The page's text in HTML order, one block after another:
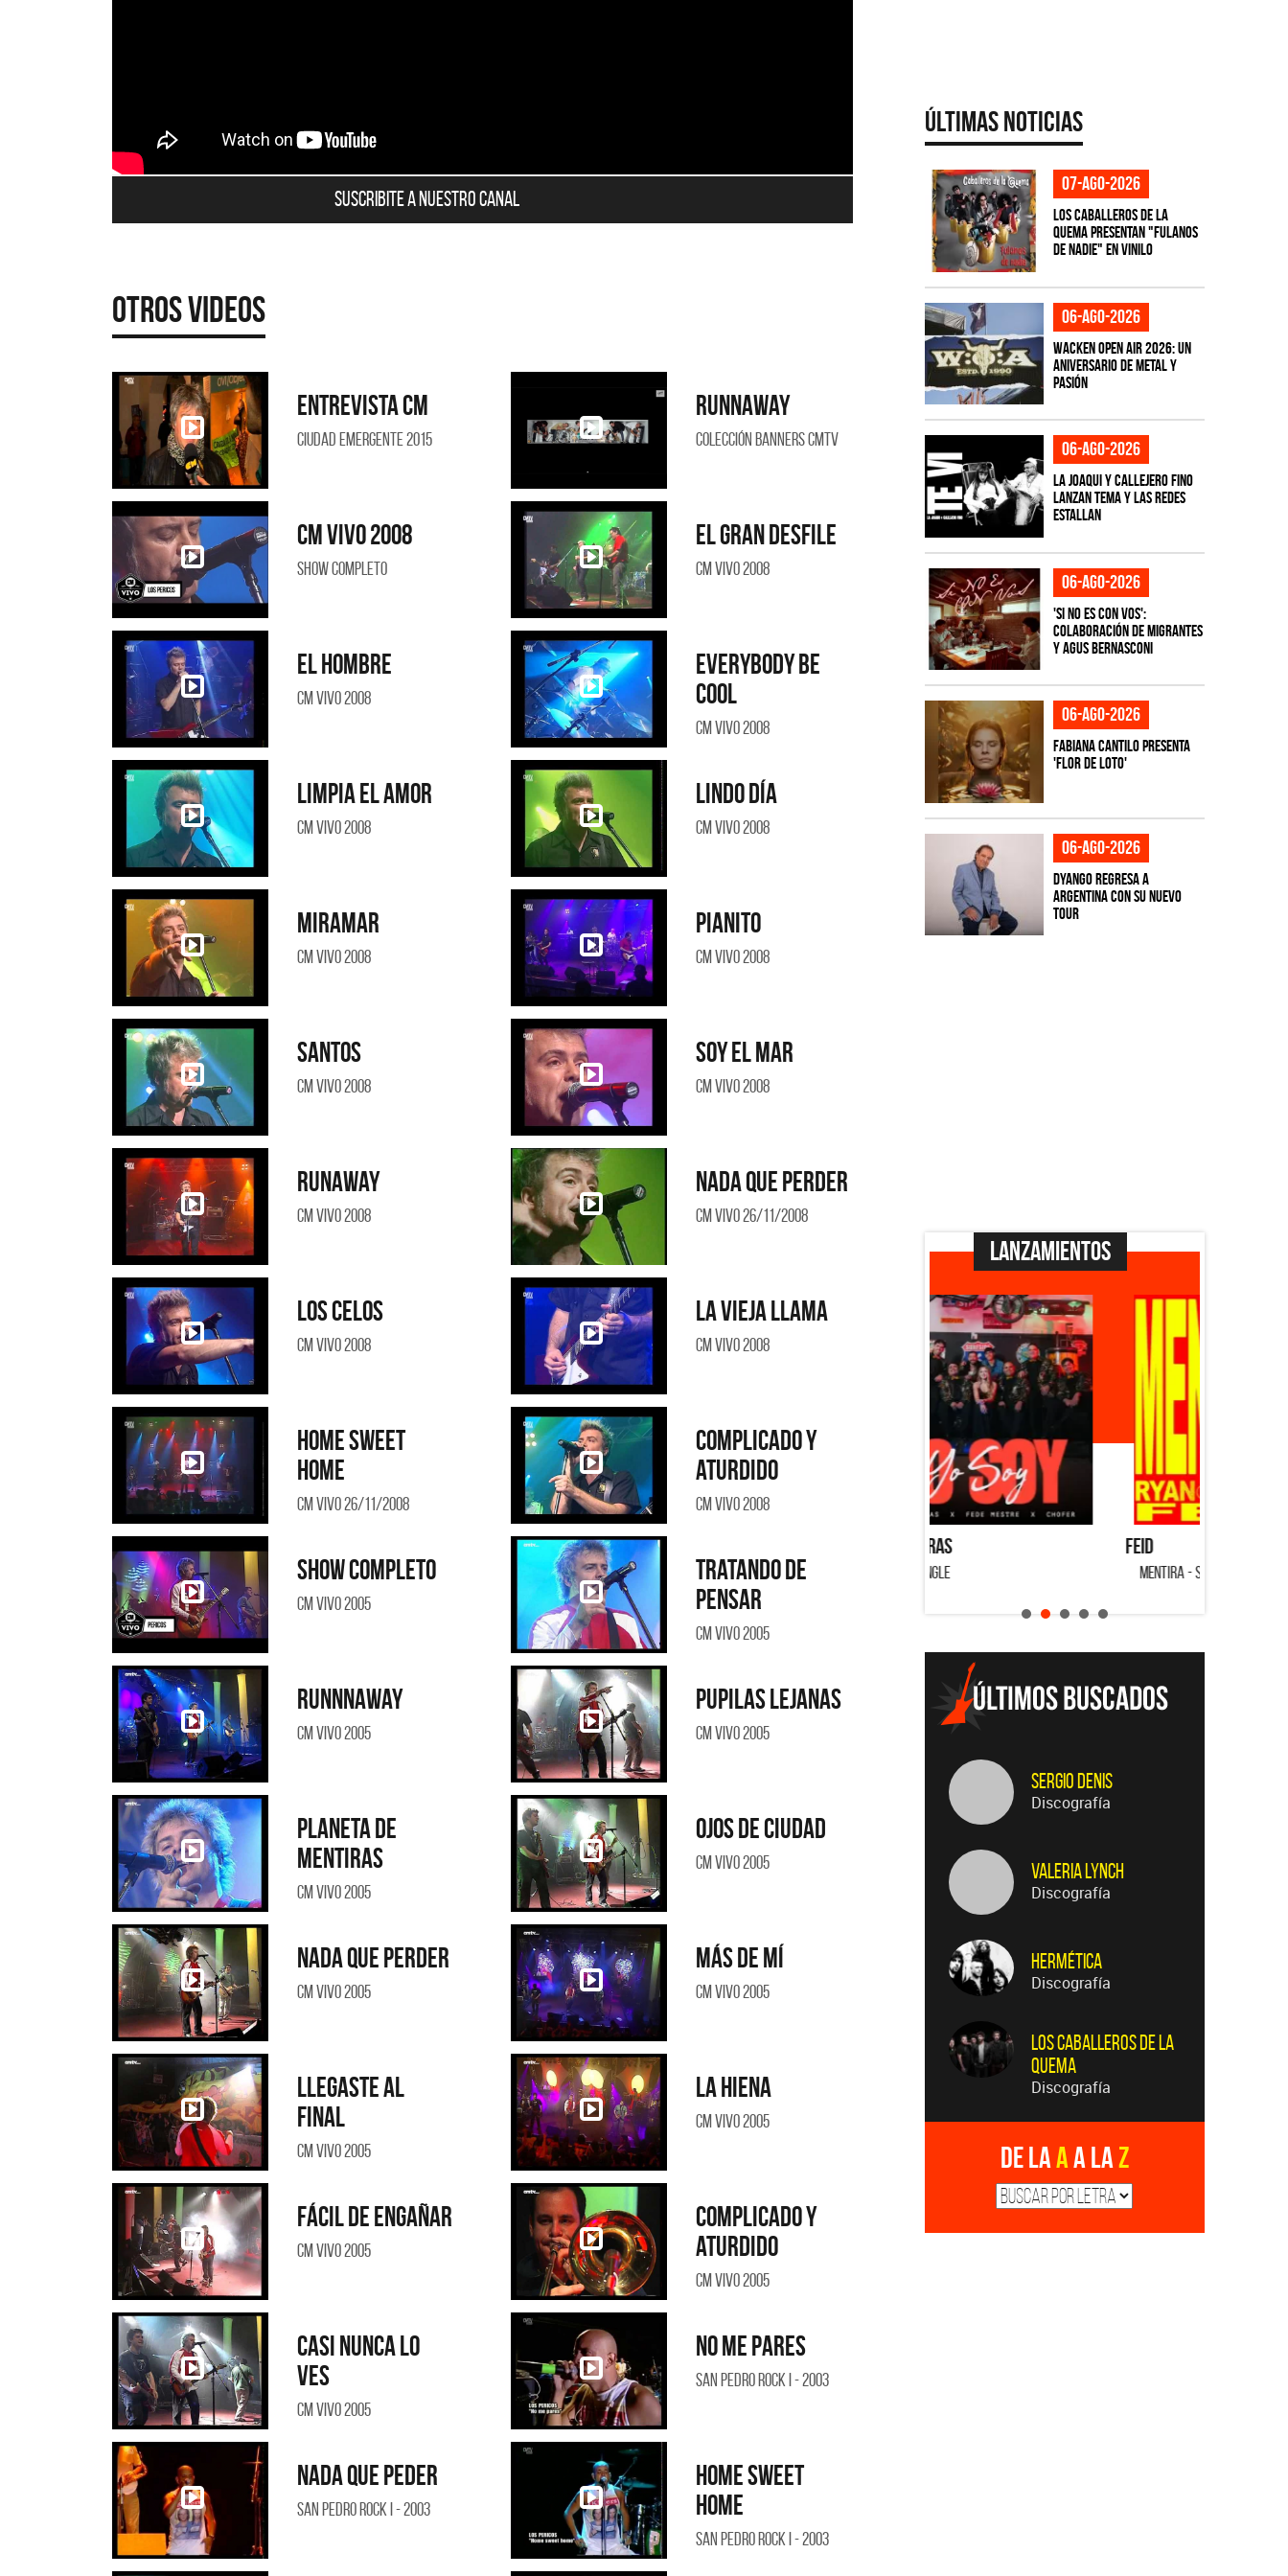
Suscribite a nuestro canal
Otros Videos
Entrevista CM
Ciudad Emergente 2015
Runnaway
Colección Banners CMTV
CM Vivo 2008
Show Completo
El gran desfile
CM Vivo 2008
El hombre
CM Vivo 2008
Everybody be
cool
CM Vivo 2008
Limpia el amor
CM Vivo 2008
Lindo día
CM Vivo 2008
Miramar
CM Vivo 2008
Pianito
CM Vivo 2008
Santos
CM Vivo 2008
Soy el mar
CM Vivo 2008
Runaway
CM Vivo 2008
Nada que perder
CM Vivo 26/11/2008
Los celos
CM Vivo 2008
La vieja llama
CM Vivo 2008
Home sweet
home
CM Vivo 26/11/2008
Complicado y
aturdido
CM Vivo 2008
Show completo
CM Vivo 2005
Tratando de
pensar
CM Vivo 2005
Runnnaway
CM Vivo 2005
Pupilas lejanas
CM Vivo 2005
Planeta de
mentiras
CM Vivo 2005
Ojos de ciudad
CM Vivo 2005
Nada que perder
CM Vivo 2005
Más de mí
CM Vivo 2005
Llegaste al
final
CM Vivo 2005
La hiena
CM Vivo 2005
Fácil de engañar
CM Vivo 2005
Complicado y
aturdido
CM Vivo 2005
Casi nunca lo
ves
CM Vivo 2005
No me pares
San Pedro Rock I - 2003
Nada que peder
San Pedro Rock I - 2003
Home sweet
home
San Pedro Rock I - 2003
Últimas Noticias
07-ago-2026
Los Caballeros de la
Quema presentan "Fulanos
de Nadie" en vinilo
06-ago-2026
Wacken Open Air 2026: Un
aniversario de metal y
pasión
06-ago-2026
La Joaqui y Callejero Fino
lanzan tema y las redes
estallan
06-ago-2026
'Si No Es Con Vos':
colaboración de Migrantes
y Agus Bernasconi
06-ago-2026
Fabiana Cantilo presenta
'Flor de Loto'
06-ago-2026
Dyango regresa a
Argentina con su nuevo
tour
Lanzamientos
SI NO ES CON VOS - SINGLE YO SOY - SINGLE
Feid
Sergio Denis
Discografía
Valeria Lynch
Discografía
Hermética
Discografía
Los Caballeros de la
Quema
Discografía
De laAa laZ